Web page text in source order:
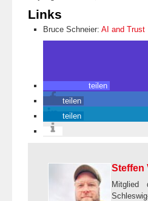
Links
Bruce Schneier: AI and Trust
teilen
teilen
teilen
Steffen
Mitglied